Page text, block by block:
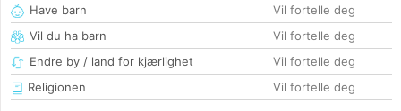
Have barn
Vil fortelle deg
Vil du ha barn
Vil fortelle deg
Endre by / land for kjærlighet
Vil fortelle deg
Religionen
Vil fortelle deg